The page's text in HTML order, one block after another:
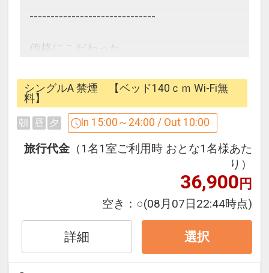
------------------------------
価格にこだわった、
------------------------------
◇広島東急REIホテルはここがオスス
メ！◇
エレベーターにはカードキーによるセキ
ュリティーシステムを採用で安心！
24時～6時は正面エントランスを施錠、
ご宿泊者様のみカードキーで出入り可能
シングルA 禁煙 【ベッド140ｃｍ Wi-Fi無
料】
朝 昼 夕 In 15:00～24:00 / Out 10:00
旅行代金 （1名1室ご利用時 おとな1名様あた
り）
36,900円
空き： ○(08月07日22:44時点)
詳細 選択